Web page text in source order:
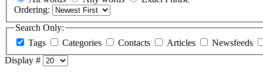
Ordering:
Search Only:
Tags
Categories Contacts Articles
Newsfeeds
Display #